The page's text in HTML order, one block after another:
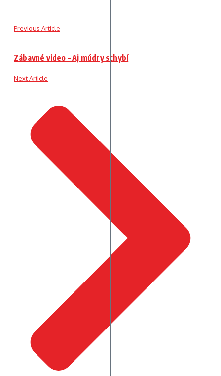
Previous Article
Zábavné video – Aj múdry schybí
Next Article